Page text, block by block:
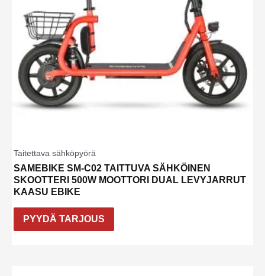
Taitettava sähköpyörä
SAMEBIKE SM-C02 TAITTUVA SÄHKÖINEN
SKOOTTERI 500W MOOTTORI DUAL LEVYJARRUT
KAASU EBIKE
PYYDÄ TARJOUS